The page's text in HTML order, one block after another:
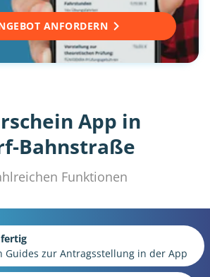
ANFORDERN
App in
Bahnstraße
Funktionen
Guides zur Antragsstellung in der App